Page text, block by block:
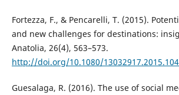
Fortezza, F., & Pencarelli, T. (2015).
and new challenges for destinations:
Anatolia, 26(4), 563–573.
http://doi.org/10.1080/
Guesalaga, R. (2016). The use of social